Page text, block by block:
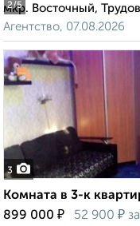
2/5
мкр. Восточный,
Агентство, 07.08.2026
3
Комната в 3-к
899 000 ₽ 52 900 ₽